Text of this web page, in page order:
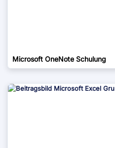
Microsoft OneNote Schulung